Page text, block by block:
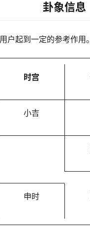
卦象信息
户起到一定的参考作用。
时宫
小吉
申时